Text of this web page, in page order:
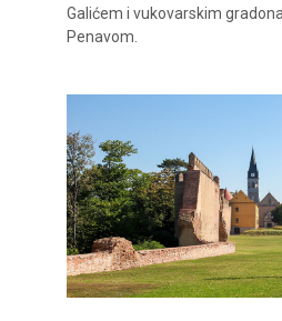
Galićem i vukovarskim
Penavom.